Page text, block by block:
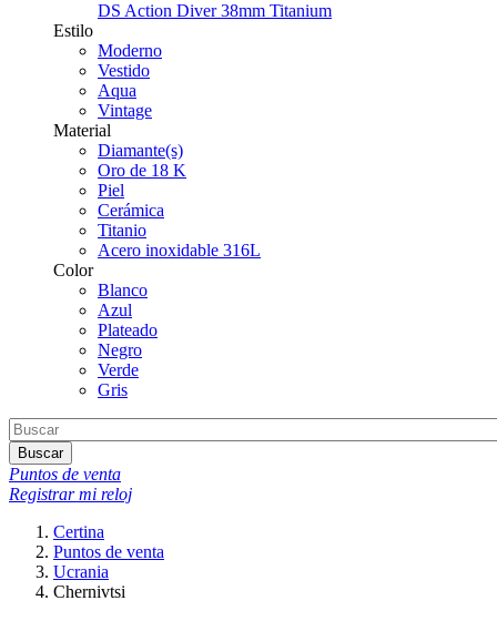
DS Action Diver 38mm Titanium
Estilo
Moderno
Vestido
Aqua
Vintage
Material
Diamante(s)
Oro de 18 K
Piel
Cerámica
Titanio
Acero inoxidable 316L
Color
Blanco
Azul
Plateado
Negro
Verde
Gris
Buscar
Puntos de venta
Registrar mi reloj
Certina
Puntos de venta
Ucrania
Chernivtsi